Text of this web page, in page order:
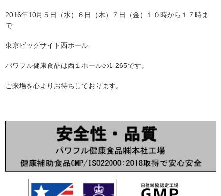
2016年10月５日（水）６日（木）７日（金）１０時から１７時ま
で
東京ビッグサイト西ホール
パワフル健康食品は西１ホールの1-265です。
ご来場を心よりお待ちしております。